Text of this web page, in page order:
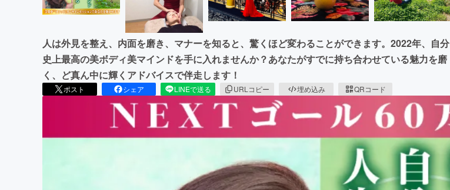
人は外見を整え、内面を磨き、マナーを知ると、驚くほど変わることができます。2022年、自分
史上最高の美ボディ美マインドを手に入れませんか？あなたがすでに持ち合わせている魅力を磨
く、ど真ん中に輝くアドバイスで伴走します！
ポスト シェア LINEで送る URLコピー 埋め込み QRコード